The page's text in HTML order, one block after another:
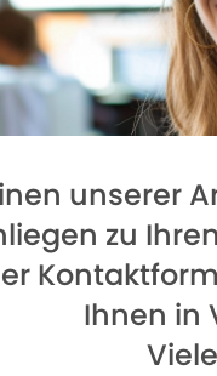
unserer
zu
Ihnen in